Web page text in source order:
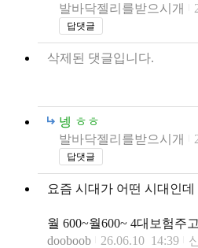
발바닥젤리를받으시개
답댓글
삭제된 댓글입니다.
넹 ㅎㅎ
발바닥젤리를받으시개
답댓글
요즘 시대가 어떤 시대인
월 600~월600~ 4대보험주
dooboob
26.06.10 14:39